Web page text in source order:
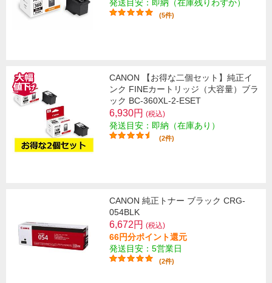
発送目安：即納（在庫残りわずか）
(5件)
CANON 【お得な二個セット】純正イ
ンク FINEカートリッジ（大容量）ブラ
ック BC-360XL-2-ESET
6,930円 (税込)
発送目安：即納（在庫あり）
(2件)
CANON 純正トナー ブラック CRG-
054BLK
6,672円 (税込)
66円分ポイント還元
発送目安：5営業日
(2件)